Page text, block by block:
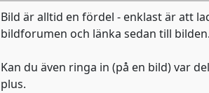
Bild är alltid en fördel - enklast är att
bildforumen och länka sedan till bilden.
Kan du även ringa in (på en bild) var
plus.